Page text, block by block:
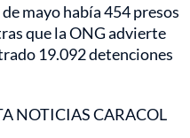
mayo había 454 presos
que la ONG advierte
19.092 detenciones
NOTICIAS CARACOL